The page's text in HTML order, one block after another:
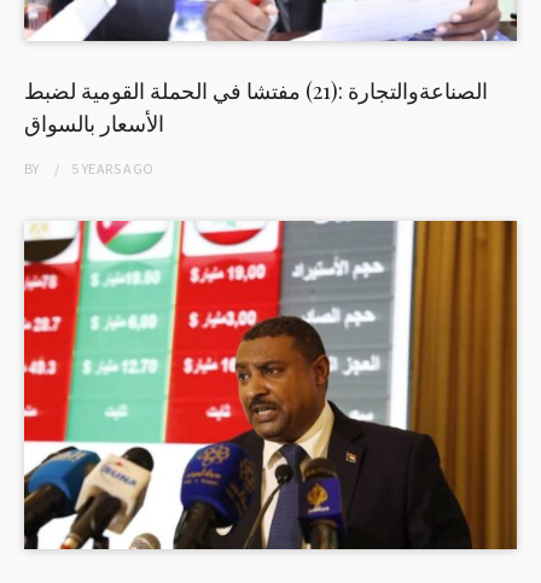
الصناعةوالتجارة :(21) مفتشا في الحملة القومية لضبط
الأسعار بالسواق
BY 5 YEARSAGO